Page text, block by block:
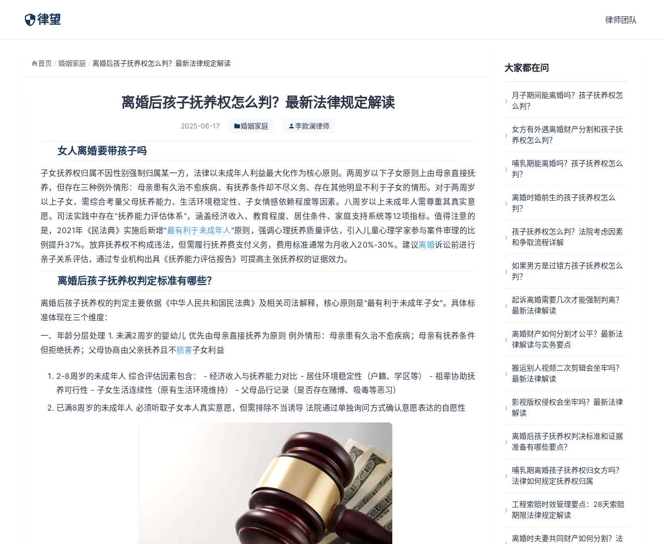
律望 律师团队
首页 / 婚姻家庭 / 离婚后孩子抚养权怎么判？最新法律规定解读
离婚后孩子抚养权怎么判？最新法律规定解读
2025-06-17 婚姻家庭 李款澜律师
女人离婚要带孩子吗
子女抚养权归属不因性别强制归属某一方，法律以未成年人利益最大化作为核心原则。两周岁以下子女原则上由母亲直接抚
养，但存在三种例外情形：母亲患有久治不愈疾病、有抚养条件却不尽义务、存在其他明显不利于子女的情形。对于两周岁
以上子女，需综合考量父母抚养能力、生活环境稳定性、子女情感依赖程度等因素。八周岁以上未成年人需尊重其真实意
愿。司法实践中存在"抚养能力评估体系"，涵盖经济收入、教育程度、居住条件、家庭支持系统等12项指标。值得注意的
是，2021年《民法典》实施后新增"最有利于未成年人"原则，强调心理抚养质量评估，引入儿童心理学家参与案件审理的比
例提升37%。放弃抚养权不构成违法，但需履行抚养费支付义务，费用标准通常为月收入20%-30%。建议离婚诉讼前进行
亲子关系评估，通过专业机构出具《抚养能力评估报告》可提高主张抚养权的证据效力。
离婚后孩子抚养权判定标准有哪些？
离婚后孩子抚养权的判定主要依据《中华人民共和国民法典》及相关司法解释，核心原则是"最有利于未成年子女"。具体标
准体现在三个维度：
一、年龄分层处理 1. 未满2周岁的婴幼儿 优先由母亲直接抚养为原则 例外情形：母亲患有久治不愈疾病；母亲有抚养条件
但拒绝抚养；父母协商由父亲抚养且不损害子女利益
2-8周岁的未成年人 综合评估因素包含： - 经济收入与抚养能力对比 - 居住环境稳定性（户籍、学区等） - 祖辈协助抚
养可行性 - 子女生活连续性（原有生活环境维持） - 父母品行记录（是否存在赌博、吸毒等恶习）
已满8周岁的未成年人 必须听取子女本人真实意愿，但需排除不当诱导 法院通过单独询问方式确认意愿表达的自愿性
大家都在问
月子期间能离婚吗？孩子抚养权怎
么判？
女方有外遇离婚财产分割和孩子抚
养权怎么判？
哺乳期能离婚吗？孩子抚养权怎么
判？
离婚时婚前生的孩子抚养权怎么
判？
孩子抚养权怎么判？法院考虑因素
和争取流程详解
如果男方是过错方孩子抚养权怎么
判？
起诉离婚需要几次才能强制判离？
最新法律解读
离婚财产如何分割才公平？最新法
律解读与实务要点
搬运别人视频二次剪辑会坐牢吗？
最新法律解读
影视版权侵权会坐牢吗？最新法律
解读
离婚后孩子抚养权判决标准和证据
准备有哪些要点？
哺乳期离婚孩子抚养权归女方吗？
法律如何规定抚养权归属
工程索赔时效管理要点：28天索赔
期限法律规定解读
离婚时夫妻共同财产如何分割？法